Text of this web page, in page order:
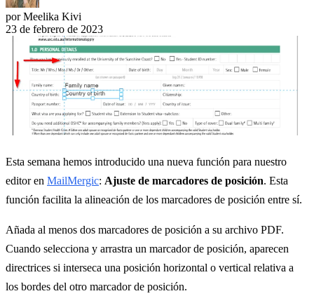
por Meelika Kivi
23 de febrero de 2023
Esta semana hemos introducido una nueva función para nuestro
editor en MailMergic: Ajuste de marcadores de posición. Esta
función facilita la alineación de los marcadores de posición entre sí.
Añada al menos dos marcadores de posición a su archivo PDF.
Cuando selecciona y arrastra un marcador de posición, aparecen
directrices si interseca una posición horizontal o vertical relativa a
los bordes del otro marcador de posición.